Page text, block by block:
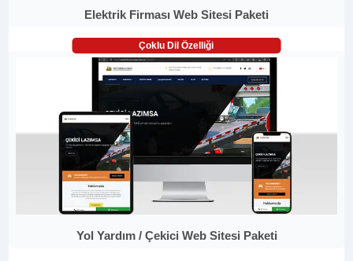
Elektrik Firması Web Sitesi Paketi
Çoklu Dil Özelliği
Yol Yardım / Çekici Web Sitesi Paketi